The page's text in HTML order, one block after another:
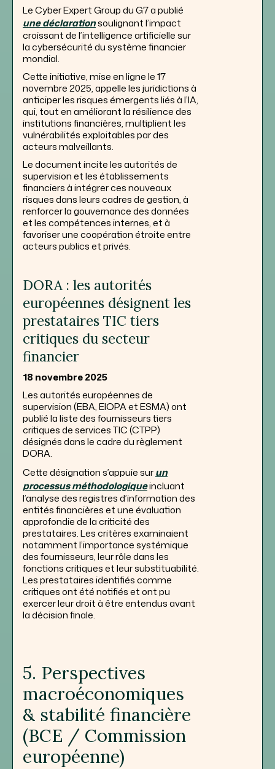
Le Cyber Expert Group du G7 a publié
une déclarationsoulignant l’impact
croissant de l’intelligence artificielle sur
la cybersécurité du système financier
mondial.
Cette initiative, mise en ligne le 17
novembre 2025, appelle les juridictions à
anticiper les risques émergents liés à l’IA,
qui, tout en améliorant la résilience des
institutions financières, multiplient les
vulnérabilités exploitables par des
acteurs malveillants.
Le document incite les autorités de
supervision et les établissements
financiers à intégrer ces nouveaux
risques dans leurs cadres de gestion, à
renforcer la gouvernance des données
et les compétences internes, et à
favoriser une coopération étroite entre
acteurs publics et privés.
DORA : les autorités
européennes désignent les
prestataires TIC tiers
critiques du secteur
financier
18 novembre 2025
Les autorités européennes de
supervision (EBA, EIOPA et ESMA) ont
publié la liste des fournisseurs tiers
critiques de services TIC (CTPP)
désignés dans le cadre du règlement
DORA.
Cette désignation s’appuie surun
processus méthodologiqueincluant
l’analyse des registres d’information des
entités financières et une évaluation
approfondie de la criticité des
prestataires. Les critères examinaient
notamment l’importance systémique
des fournisseurs, leur rôle dans les
fonctions critiques et leur substituabilité.
Les prestataires identifiés comme
critiques ont été notifiés et ont pu
exercer leur droit à être entendus avant
la décision finale.
5. Perspectives
macroéconomiques
& stabilité financière
(BCE / Commission
européenne)